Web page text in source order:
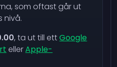
som oftast går ut
nivå.
, ta ut till ettGoogle
ellerApple-